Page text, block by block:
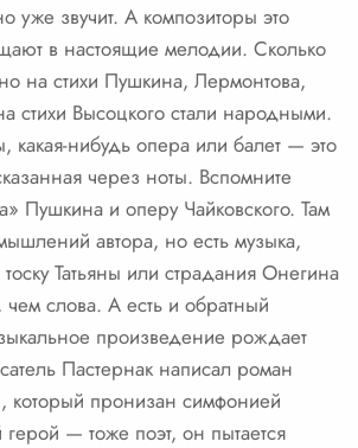
уже звучит. А композиторы это
в настоящие мелодии. Сколько
на стихи Пушкина, Лермонтова,
стихи Высоцкого стали народными.
какая-нибудь опера или балет — это
через ноты. Вспомните
Пушкина и оперу Чайковского. Там
автора, но есть музыка,
Татьяны или страдания Онегина
слова. А есть и обратный
произведение рождает
Пастернак написал роман
который пронизан симфонией
герой — тоже поэт, он пытается